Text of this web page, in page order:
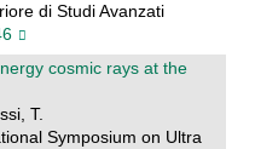
di Studi Avanzati
cosmic rays at the
T.
Symposium on Ultra